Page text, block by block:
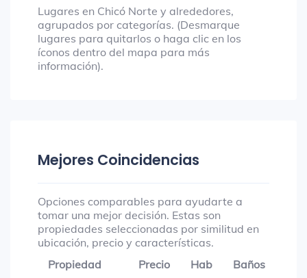
Lugares en Chicó Norte y alrededores,
agrupados por categorías. (Desmarque
lugares para quitarlos o haga clic en los
íconos dentro del mapa para más
información).
Mejores Coincidencias
Opciones comparables para ayudarte a
tomar una mejor decisión. Estas son
propiedades seleccionadas por similitud en
ubicación, precio y características.
Propiedad
Precio Hab Baños